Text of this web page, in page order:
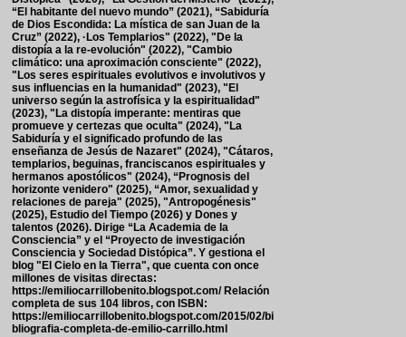
“El habitante del nuevo mundo” (2021), “Sabiduría
de Dios Escondida: La mística de san Juan de la
Cruz” (2022), ·Los Templarios" (2022), "De la
distopía a la re-evolución" (2022), "Cambio
climático: una aproximación consciente" (2022),
"Los seres espirituales evolutivos e involutivos y
sus influencias en la humanidad" (2023), "El
universo según la astrofísica y la espiritualidad"
(2023), "La distopía imperante: mentiras que
promueve y certezas que oculta" (2024), "La
Sabiduría y el significado profundo de las
enseñanza de Jesús de Nazaret" (2024), "Cátaros,
templarios, beguinas, franciscanos espirituales y
hermanos apostólicos" (2024), “Prognosis del
horizonte venidero" (2025), “Amor, sexualidad y
relaciones de pareja" (2025), "Antropogénesis"
(2025), Estudio del Tiempo (2026) y Dones y
talentos (2026). Dirige “La Academia de la
Consciencia” y el “Proyecto de investigación
Consciencia y Sociedad Distópica”. Y gestiona el
blog "El Cielo en la Tierra", que cuenta con once
millones de visitas directas:
https://emiliocarrillobenito.blogspot.com/ Relación
completa de sus 104 libros, con ISBN:
https://emiliocarrillobenito.blogspot.com/2015/02/bi
bliografia-completa-de-emilio-carrillo.html